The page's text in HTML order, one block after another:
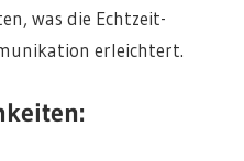
was die Echtzeit-
erleichtert.